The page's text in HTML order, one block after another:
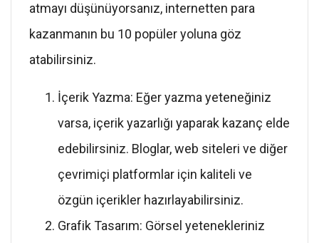
atmayı düşünüyorsanız, internetten para
kazanmanın bu 10 popüler yoluna göz
atabilirsiniz.
İçerik Yazma: Eğer yazma yeteneğiniz
varsa, içerik yazarlığı yaparak kazanç elde
edebilirsiniz. Bloglar, web siteleri ve diğer
çevrimiçi platformlar için kaliteli ve
özgün içerikler hazırlayabilirsiniz.
Grafik Tasarım: Görsel yetenekleriniz